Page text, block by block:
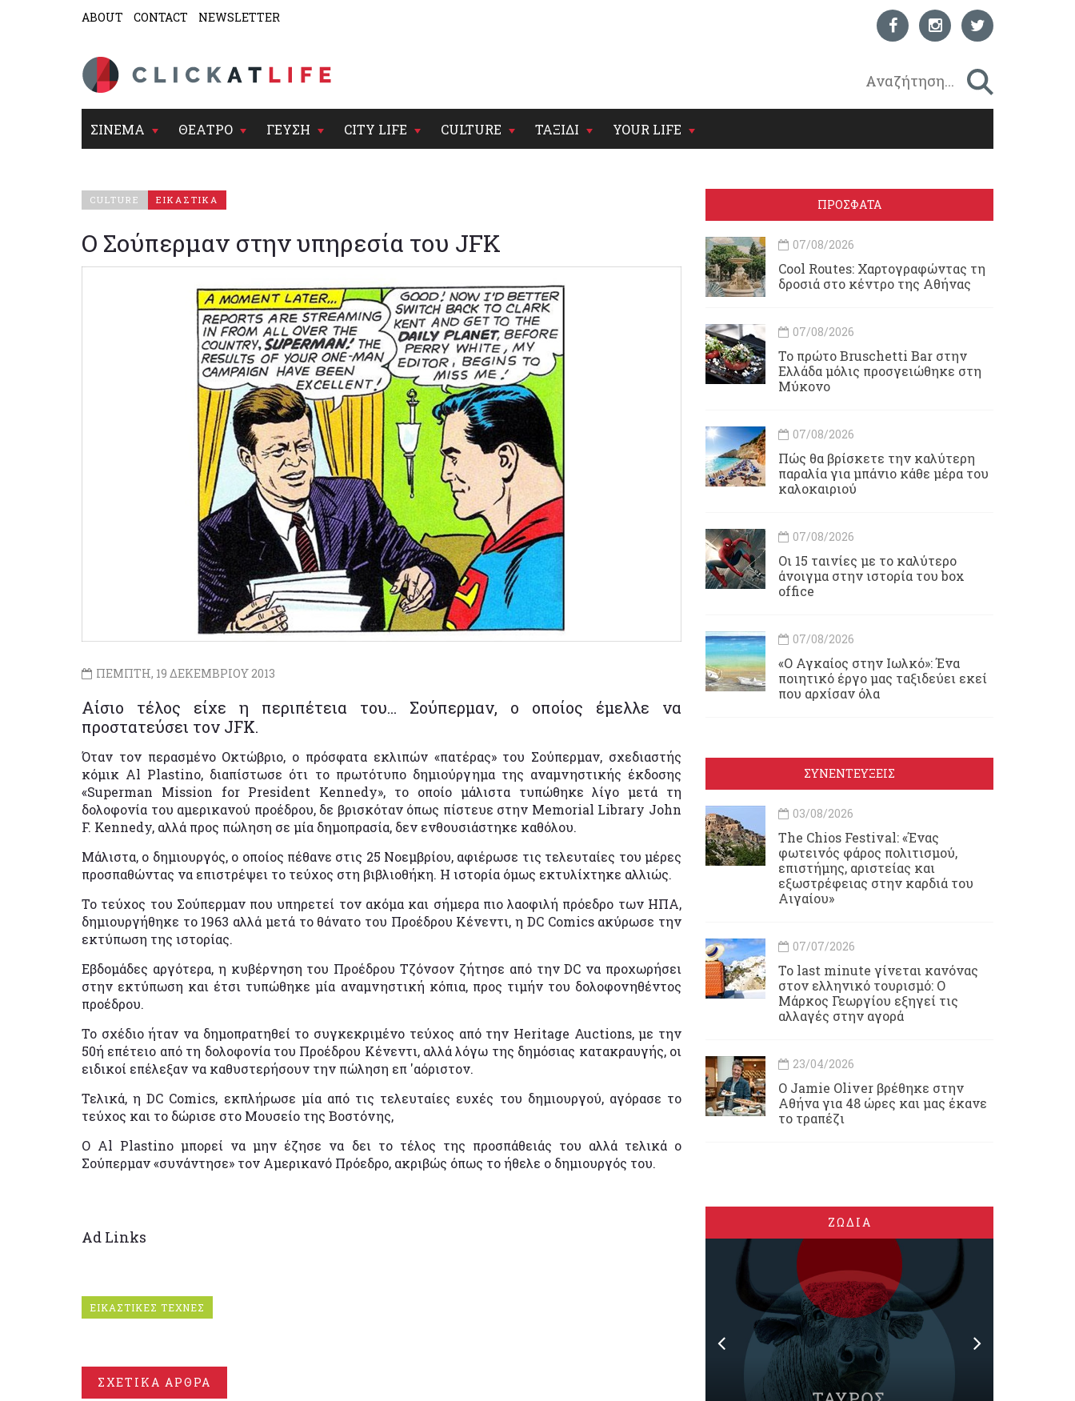
ABOUT CONTACT NEWSLETTER
ΣΙΝΕΜΑ ΘΕΑΤΡΟ ΓΕΥΣΗ CITY LIFE CULTURE ΤΑΞΙΔΙ YOUR LIFE
CULTURE ΕΙΚΑΣΤΙΚΑ
Ο Σούπερμαν στην υπηρεσία του JFK
ΠΕΜΠΤΗ, 19 ΔΕΚΕΜΒΡΙΟΥ 2013
Αίσιο τέλος είχε η περιπέτεια του... Σούπερμαν, ο οποίος έμελλε να
προστατεύσει τον JFK.
Όταν τον περασμένο Οκτώβριο, ο πρόσφατα εκλιπών «πατέρας» του Σούπερμαν, σχεδιαστής
κόμικ Al Plastino, διαπίστωσε ότι το πρωτότυπο δημιούργημα της αναμνηστικής έκδοσης
«Superman Mission for President Kennedy», το οποίο μάλιστα τυπώθηκε λίγο μετά τη
δολοφονία του αμερικανού προέδρου, δε βρισκόταν όπως πίστευε στην Memorial Library John
F. Kennedy, αλλά προς πώληση σε μία δημοπρασία, δεν ενθουσιάστηκε καθόλου.
Μάλιστα, ο δημιουργός, ο οποίος πέθανε στις 25 Νοεμβρίου, αφιέρωσε τις τελευταίες του μέρες
προσπαθώντας να επιστρέψει το τεύχος στη βιβλιοθήκη. Η ιστορία όμως εκτυλίχτηκε αλλιώς.
Το τεύχος του Σούπερμαν που υπηρετεί τον ακόμα και σήμερα πιο λαοφιλή πρόεδρο των ΗΠΑ,
δημιουργήθηκε το 1963 αλλά μετά το θάνατο του Προέδρου Κένεντι, η DC Comics ακύρωσε την
εκτύπωση της ιστορίας.
Εβδομάδες αργότερα, η κυβέρνηση του Προέδρου Τζόνσον ζήτησε από την DC να προχωρήσει
στην εκτύπωση και έτσι τυπώθηκε μία αναμνηστική κόπια, προς τιμήν του δολοφονηθέντος
προέδρου.
Το σχέδιο ήταν να δημοπρατηθεί το συγκεκριμένο τεύχος από την Heritage Auctions, με την
50ή επέτειο από τη δολοφονία του Προέδρου Κένεντι, αλλά λόγω της δημόσιας κατακραυγής, οι
ειδικοί επέλεξαν να καθυστερήσουν την πώληση επ 'αόριστον.
Τελικά, η DC Comics, εκπλήρωσε μία από τις τελευταίες ευχές του δημιουργού, αγόρασε το
τεύχος και το δώρισε στο Μουσείο της Βοστόνης,
Ο Al Plastino μπορεί να μην έζησε να δει το τέλος της προσπάθειάς του αλλά τελικά ο
Σούπερμαν «συνάντησε» τον Αμερικανό Πρόεδρο, ακριβώς όπως το ήθελε ο δημιουργός του.
Ad Links
ΕΙΚΑΣΤΙΚΕΣ ΤΕΧΝΕΣ
ΣΧΕΤΙΚΑ ΑΡΘΡΑ
ΠΡΟΣΦΑΤΑ
07/08/2026
Cool Routes: Χαρτογραφώντας τη
δροσιά στο κέντρο της Αθήνας
07/08/2026
Το πρώτο Bruschetti Bar στην
Ελλάδα μόλις προσγειώθηκε στη
Μύκονο
07/08/2026
Πώς θα βρίσκετε την καλύτερη
παραλία για μπάνιο κάθε μέρα του
καλοκαιριού
07/08/2026
Οι 15 ταινίες με το καλύτερο
άνοιγμα στην ιστορία του box
office
07/08/2026
«Ο Αγκαίος στην Ιωλκό»: Ένα
ποιητικό έργο μας ταξιδεύει εκεί
που αρχίσαν όλα
ΣΥΝΕΝΤΕΥΞΕΙΣ
03/08/2026
Τhe Chios Festival: «Ένας
φωτεινός φάρος πολιτισμού,
επιστήμης, αριστείας και
εξωστρέφειας στην καρδιά του
Αιγαίου»
07/07/2026
Το last minute γίνεται κανόνας
στον ελληνικό τουρισμό: Ο
Μάρκος Γεωργίου εξηγεί τις
αλλαγές στην αγορά
23/04/2026
Ο Jamie Oliver βρέθηκε στην
Αθήνα για 48 ώρες και μας έκανε
το τραπέζι
ΖΩΔΙΑ